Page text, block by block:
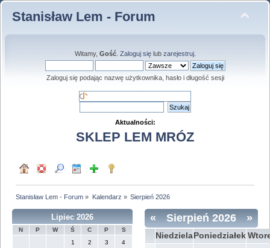
Stanisław Lem - Forum
Witamy, Gość. Zaloguj sięlub zarejestruj.
Zaloguj się podając nazwę użytkownika, hasło i długość sesji
Aktualności:
SKLEP LEM MRÓZ
Stanisław Lem - Forum » Kalendarz » Sierpień 2026
Lipiec 2026
N P W Ś C P
S
1
2 3 4
« »
Sierpień 2026
Niedziela Poniedziałek